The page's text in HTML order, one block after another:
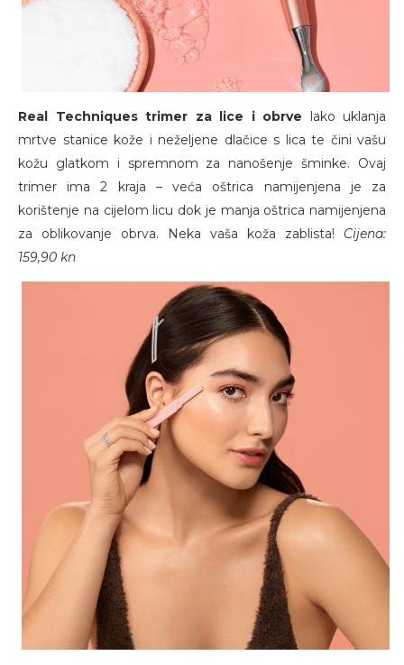
Real Techniques trimer za lice i obrve lako uklanja
mrtve stanice kože i neželjene dlačice s lica te čini vašu
kožu glatkom i spremnom za nanošenje šminke. Ovaj
trimer ima 2 kraja – veća oštrica namijenjena je za
korištenje na cijelom licu dok je manja oštrica namijenjena
za oblikovanje obrva. Neka vaša koža zablista! Cijena:
159,90 kn